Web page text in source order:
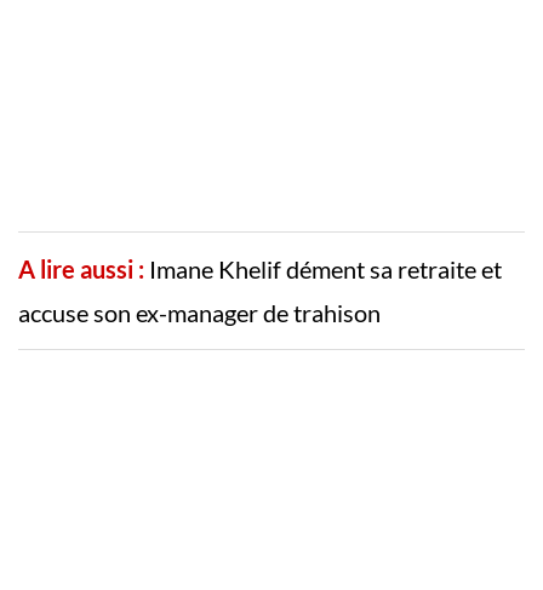
A lire aussi : Imane Khelif dément sa retraite et
accuse son ex-manager de trahison